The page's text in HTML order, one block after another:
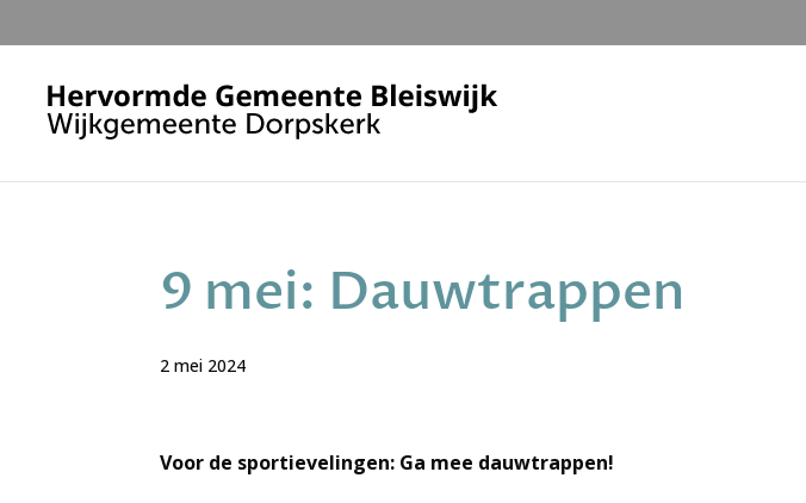
9 mei: Dauwtrappen
2 mei 2024
Voor de sportievelingen: Ga mee dauwtrappen!